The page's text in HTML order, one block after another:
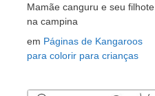
Mamãe canguru e seu filhote
na campina
em Páginas de Kangaroos
para colorir para crianças